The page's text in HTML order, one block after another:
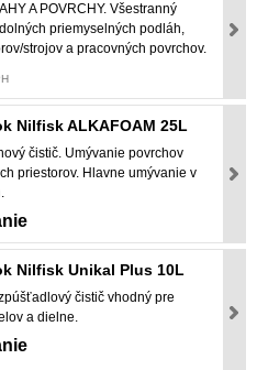
A POVRCHY. Všestranný
priemyselných podláh,
strojov a pracovných povrchov.
Nilfisk ALKAFOAM 25L
čistič. Umývanie povrchov
priestorov. Hlavne umývanie v
Nilfisk Unikal Plus 10L
čistič vhodný pre
a dielne.